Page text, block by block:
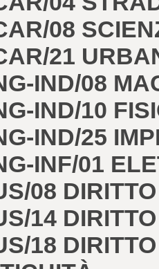
08
21
IND/08
IND/10
IND/25
INF/01
08
14
18